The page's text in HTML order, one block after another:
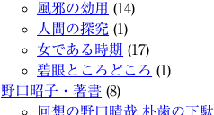
風邪の効用 (14)
人間の探究 (1)
女である時期 (17)
碧眼ところどころ (1)
野口昭子・著書 (8)
回想の野口晴哉 朴歯の下駄